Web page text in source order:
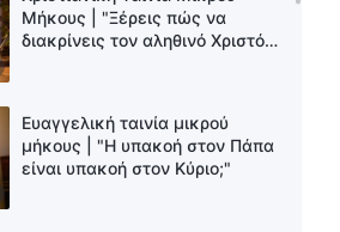
Μήκους | "Ξέρεις πώς να
διακρίνεις τον αληθινό Χριστό
Ευαγγελική ταινία μικρού
μήκους | "Η υπακοή στον Πάπα
είναι υπακοή στον Κύριο;"